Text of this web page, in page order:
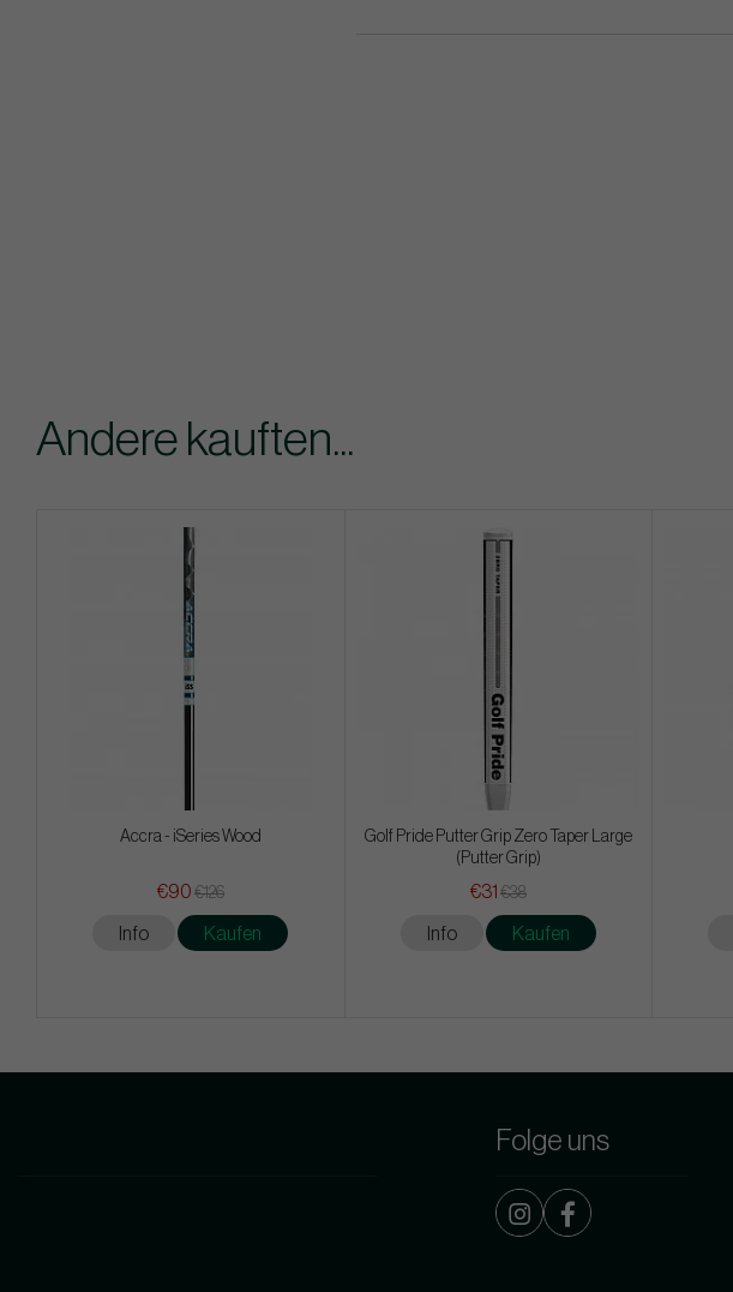
Andere kauften...
Accra - iSeries Wood
€90 €126
Info Kaufen
Golf Pride Putter Grip Zero Taper Large
(Putter Grip)
€31 €38
Info Kaufen
Folge uns